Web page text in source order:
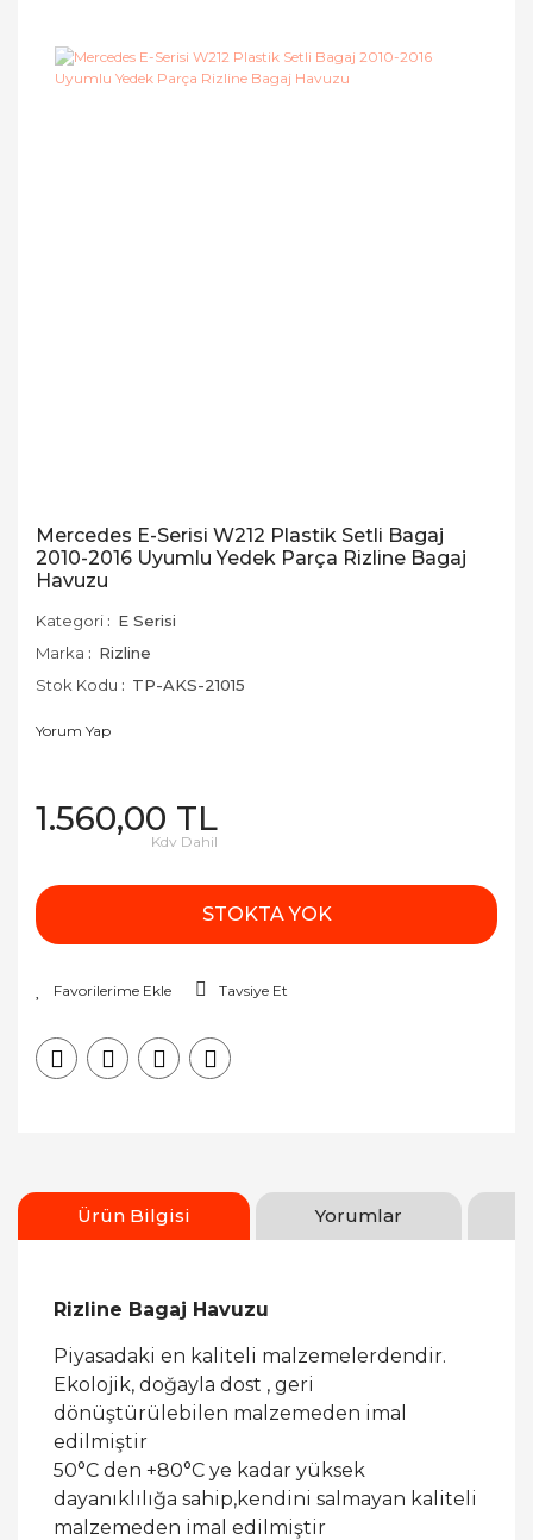
Mercedes E-Serisi W212 Plastik Setli Bagaj
2010-2016 Uyumlu Yedek Parça Rizline Bagaj
Havuzu
Kategori
E Serisi
Marka
Rizline
Stok Kodu
TP-AKS-21015
Yorum Yap
1.560,00 TL
Kdv Dahil
STOKTA YOK
Tavsiye Et
Ürün Bilgisi Yorumlar
Rizline Bagaj Havuzu
Piyasadaki en kaliteli malzemelerdendir.
Ekolojik, doğayla dost , geri
dönüştürülebilen malzemeden imal
edilmiştir
50°C den +80°C ye kadar yüksek
dayanıklılığa sahip,kendini salmayan kaliteli
malzemeden imal edilmiştir